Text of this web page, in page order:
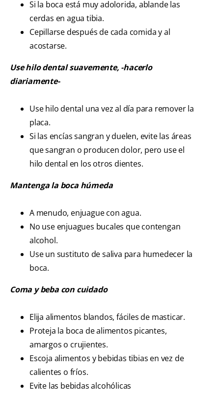
Si la boca está muy adolorida, ablande las
cerdas en agua tibia.
Cepillarse después de cada comida y al
acostarse.
Use hilo dental suavemente, -hacerlo
diariamente-
Use hilo dental una vez al día para remover la
placa.
Si las encías sangran y duelen, evite las áreas
que sangran o producen dolor, pero use el
hilo dental en los otros dientes.
Mantenga la boca húmeda
A menudo, enjuague con agua.
No use enjuagues bucales que contengan
alcohol.
Use un sustituto de saliva para humedecer la
boca.
Coma y beba con cuidado
Elija alimentos blandos, fáciles de masticar.
Proteja la boca de alimentos picantes,
amargos o crujientes.
Escoja alimentos y bebidas tibias en vez de
calientes o fríos.
Evite las bebidas alcohólicas